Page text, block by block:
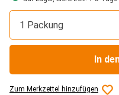
1 Packung
In
Zum Merkzettel hinzufügen